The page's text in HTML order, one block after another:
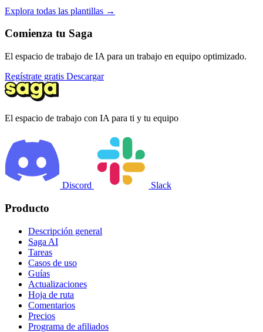
Explora todas las plantillas →
Comienza tu Saga
El espacio de trabajo de IA para un trabajo en equipo optimizado.
Regístrate gratis Descargar
El espacio de trabajo con IA para ti y tu equipo
Discord Slack
Producto
Descripción general
Saga AI
Tareas
Casos de uso
Guías
Actualizaciones
Hoja de ruta
Comentarios
Precios
Programa de afiliados